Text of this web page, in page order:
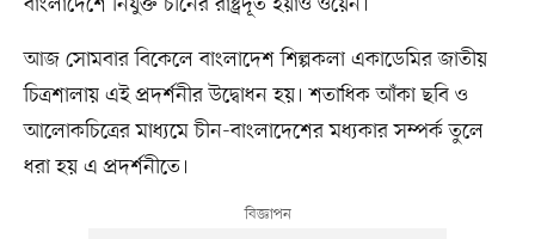
আজ সোমবার বিকেলে বাংলাদেশ শিল্পকলা একাডেমির জাতীয়
চিত্রশালায় এই প্রদর্শনীর উদ্বোধন হয়। শতাধিক আঁকা ছবি ও
আলোকচিত্রের মাধ্যমে চীন-বাংলাদেশের মধ্যকার সম্পর্ক তুলে
ধরা হয় এ প্রদর্শনীতে।